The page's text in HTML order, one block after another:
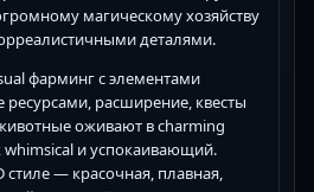
магическому хозяйству
деталями.
фарминг с элементами
ресурсами, расширение, квесты
оживают в charming
whimsical и успокаивающий.
— красочная, плавная,